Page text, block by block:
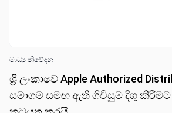
මාධ්‍ය නිවේද​න
ශ්‍රී ලංකාවේ Apple Authorized
සමාගම සමඟ ඇති ගිවිසුම දිගු කිරීමට